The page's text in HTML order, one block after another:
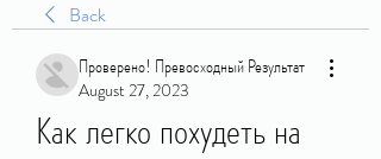
Back
Проверено! Превосходный Результат
August 27, 2023
Как легко похудеть на